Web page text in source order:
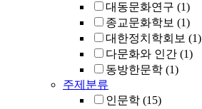
대동문화연구 (1)
종교문화학보 (1)
대한정치학회보 (1)
다문화와 인간 (1)
동방한문학 (1)
주제분류
인문학 (15)